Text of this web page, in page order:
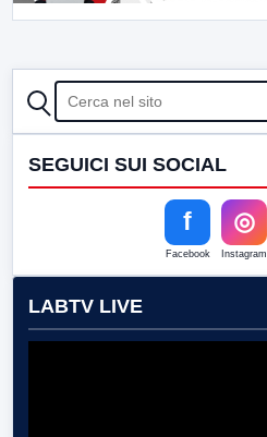
CERCA
SEGUICI SUI SOCIAL
f
Facebook
◎
Instagram
LABTV LIVE